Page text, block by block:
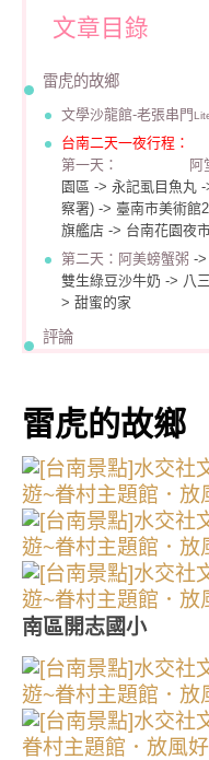
文章目錄
雷虎的故鄉
文學沙龍館-老張串門
台南二天一夜行程：
第一天：
阿
園區 -> 永記虱目魚丸
察署) -> 臺南市美術館
旗艦店 -> 台南花園夜
第二天： 阿美螃蟹粥 -
雙生綠豆沙牛奶 -> 八
> 甜蜜的家
評論
雷虎的故鄉
南區開志國小